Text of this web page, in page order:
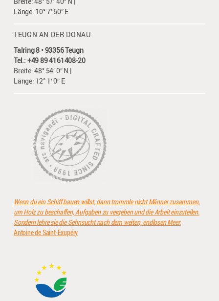
Länge: 10° 7′ 50″ E
TEUGN AN DER DONAU
Talring 8 • 93356 Teugn
Tel.: +49 89 4161408-20
Breite: 48° 54′ 0″ N |
Länge: 12° 1′ 0″ E
Wenn du ein Schiff bauen willst, dann trommle nicht Männer zusammen,
um Holz zu beschaffen, Aufgaben zu vergeben und die Arbeit einzuteilen.
Sondern lehre sie die Sehnsucht nach dem weiten, endlosen Meer.
Antoine de Saint-Exupéry